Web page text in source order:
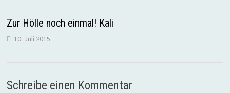
Zur Hölle noch einmal! Kali
10. Juli 2015
Schreibe einen Kommentar